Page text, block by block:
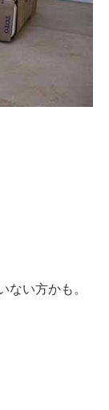
ない方かも。